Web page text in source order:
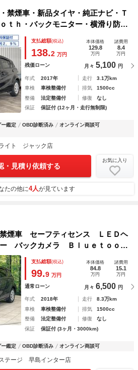
煙車・新品タイヤ・純正ナビ・Ｔ
ｔｈ・バックモニター・横滑り防
・オートエアコン・ウィンカードア
・スマートキー・ＥＴＣ
支払総額(税込)
138.2 万円
本体価格
129.8
万円
諸費用
8.4
万円
残価ローン 月々 5,100 円
年式 2017年 走行
3.1万km
車検
車検整備付 排気
1500cc
整備
法定整備付 修復
なし
保証
保証付 (12ヶ月・走行無制限)
ー鑑定 OBD診断済み
オンライン商談可
イト ジャック店
・見積り依頼する
お気に入り
たの他に4人が見ています
車 セーフティセンス ＬＥＤヘ
バックカメラ Ｂｌｕｅｔｏｏｔ
ーム 車線逸脱警報 フォグランプ
支払総額(税込)
99.9 万円
本体価格
84.8
万円
諸費用
15.1
万円
通常ローン 月々 6,500 円
年式 2018年 走行
8.3万km
車検
車検整備付 排気
1500cc
整備
法定整備付 修復
なし
保証
保証付 (3ヶ月・3000km)
ー鑑定 OBD診断済み オンライン商談可
テージ 早島インター店